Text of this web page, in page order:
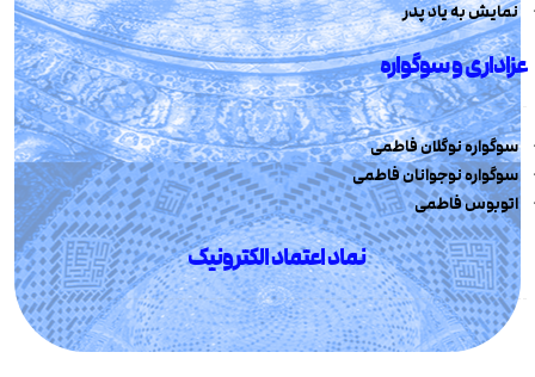
نمایش به یاد پدر
عزاداری و سوگواره
سوگواره نوگلان فاطمی
سوگواره نوجوانان فاطمی
اتوبوس فاطمی
نماد اعتماد الکترونیک